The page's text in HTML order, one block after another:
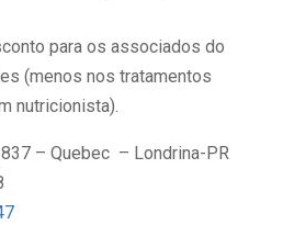
para os associados do
(menos nos tratamentos
nutricionista).
837 – Quebec – Londrina-PR